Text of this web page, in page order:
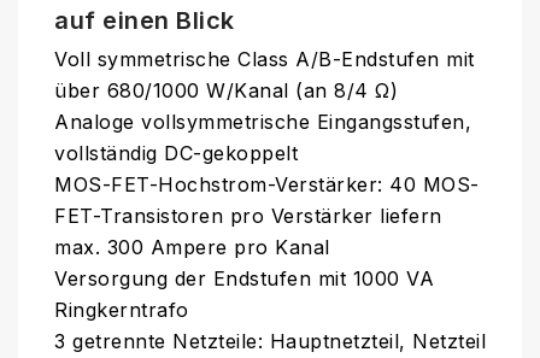
auf einen Blick
Voll symmetrische Class A/B-Endstufen mit
über 680/1000 W/Kanal (an 8/4 Ω)
Analoge vollsymmetrische Eingangsstufen,
vollständig DC-gekoppelt
MOS-FET-Hochstrom-Verstärker: 40 MOS-
FET-Transistoren pro Verstärker liefern
max. 300 Ampere pro Kanal
Versorgung der Endstufen mit 1000 VA
Ringkerntrafo
3 getrennte Netzteile: Hauptnetzteil, Netzteil